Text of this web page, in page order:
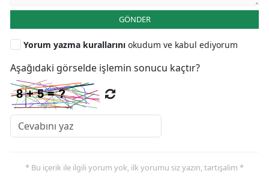
GÖNDER
Yorum yazma kurallarını okudum ve kabul ediyorum
Aşağıdaki görselde işlemin sonucu kaçtır?
* Bu içerik ile ilgili yorum yok, ilk yorumu siz yazın, tartışalım *